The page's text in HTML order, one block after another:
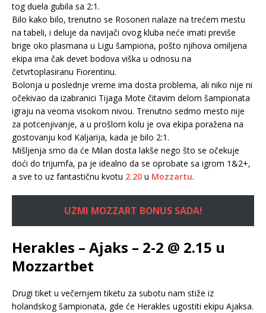
tog duela gubila sa 2:1.
Bilo kako bilo, trenutno se Rosoneri nalaze na trećem mestu
na tabeli, i deluje da navijači ovog kluba neće imati previše
brige oko plasmana u Ligu šampiona, pošto njihova omiljena
ekipa ima čak devet bodova viška u odnosu na
četvrtoplasiranu Fiorentinu.
Bolonja u poslednje vreme ima dosta problema, ali niko nije ni
očekivao da izabranici Tijaga Mote čitavim delom šampionata
igraju na veoma visokom nivou. Trenutno sedmo mesto nije
za potcenjivanje, a u prošlom kolu je ova ekipa poražena na
gostovanju kod Kaljarija, kada je bilo 2:1.
Mišljenja smo da će Milan dosta lakše nego što se očekuje
doći do trijumfa, pa je idealno da se oprobate sa igrom 1&2+,
a sve to uz fantastičnu kvotu 2.20 u Mozzartu.
UZMI MOZZART BONUS SADA!
Herakles – Ajaks – 2-2 @ 2.15 u
Mozzartbet
Drugi tiket u večernjem tiketu za subotu nam stiže iz
holandskog šampionata, gde će Herakles ugostiti ekipu Ajaksa.